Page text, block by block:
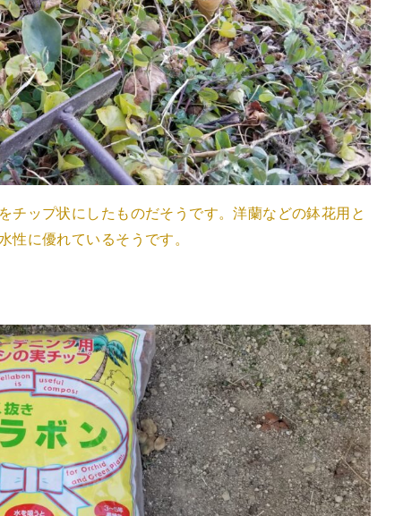
チップ状にしたものだそうです。洋蘭などの鉢花用と
性に優れているそうです。